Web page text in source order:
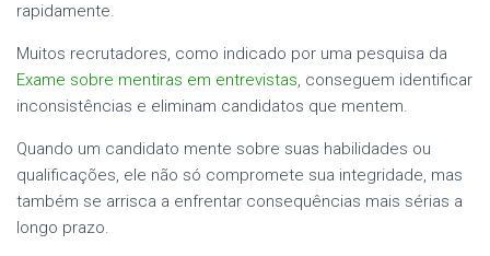
rapidamente.
Muitos recrutadores, como indicado por uma pesquisa da
Exame sobre mentiras em entrevistas, conseguem identificar
inconsistências e eliminam candidatos que mentem.
Quando um candidato mente sobre suas habilidades ou
qualificações, ele não só compromete sua integridade, mas
também se arrisca a enfrentar consequências mais sérias a
longo prazo.